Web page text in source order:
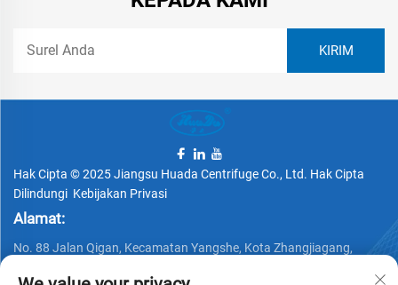
Hak Cipta © 2025 Jiangsu Huada Centrifuge Co., Ltd. Hak Cipta
Dilindungi Kebijakan Privasi
Alamat:
No. 88 Jalan Qigan, Kecamatan Yangshe, Kota Zhangjiagang,